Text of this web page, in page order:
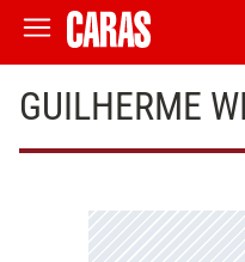
GUILHERME